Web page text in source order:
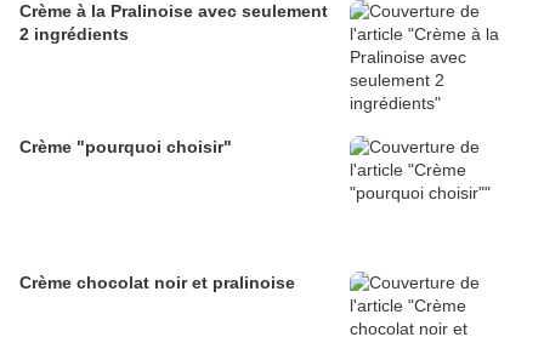
Crème à la Pralinoise avec seulement
2 ingrédients
Crème "pourquoi choisir"
Crème chocolat noir et pralinoise